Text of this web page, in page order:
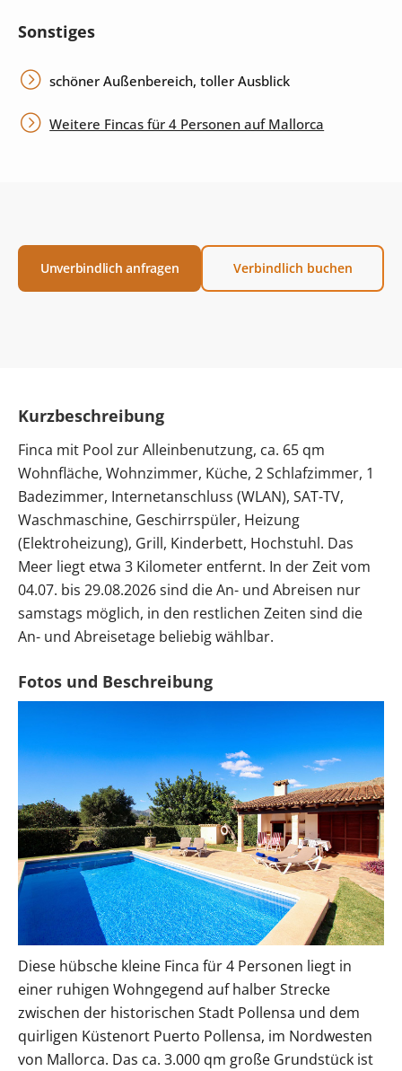
Sonstiges
schöner Außenbereich, toller Ausblick
Weitere Fincas für 4 Personen auf Mallorca
Unverbindlich anfragen Verbindlich buchen
Kurzbeschreibung
Finca mit Pool zur Alleinbenutzung, ca. 65 qm
Wohnfläche, Wohnzimmer, Küche, 2 Schlafzimmer, 1
Badezimmer, Internetanschluss (WLAN), SAT-TV,
Waschmaschine, Geschirrspüler, Heizung
(Elektroheizung), Grill, Kinderbett, Hochstuhl. Das
Meer liegt etwa 3 Kilometer entfernt. In der Zeit vom
04.07. bis 29.08.2026 sind die An- und Abreisen nur
samstags möglich, in den restlichen Zeiten sind die
An- und Abreisetage beliebig wählbar.
Diese hübsche kleine Finca für 4 Personen liegt in
einer ruhigen Wohngegend auf halber Strecke
zwischen der historischen Stadt Pollensa und dem
quirligen Küstenort Puerto Pollensa, im Nordwesten
von Mallorca. Das ca. 3.000 qm große Grundstück ist